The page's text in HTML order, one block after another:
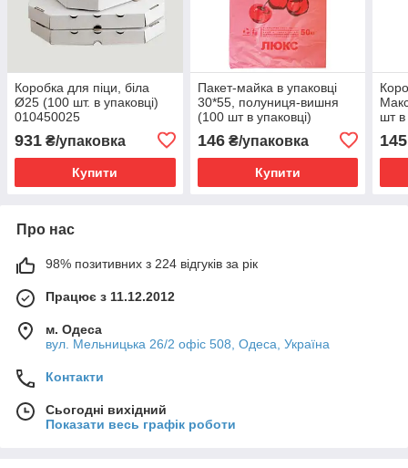
Коробка для піци, біла
Ø25 (100 шт. в упаковці)
010450025
931 ₴/упаковка
Купити
Пакет-майка в упаковці
30*55, полуниця-вишня
(100 шт в упаковці)
146₴/упаковка
Купити
шт в
145
Про нас
98% позитивних з 224 відгуків за рік
Працює з 11.12.2012
м. Одеса
вул. Мельницька 26/2 офіс 508, Одеса, Україна
Контакти
Сьогодні вихідний
Показати весь графік роботи